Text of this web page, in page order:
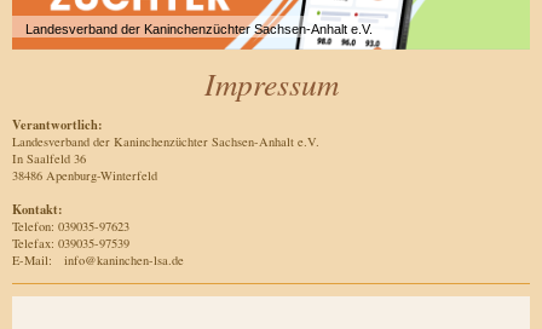
Landesverband der Kaninchenzüchter Sachsen-Anhalt e.V.
Impressum
Verantwortlich:
Landesverband der Kaninchenzüchter Sachsen-Anhalt e.V.
In Saalfeld 36
38486 Apenburg-Winterfeld
Kontakt:
Telefon: 039035-97623
Telefax: 039035-97539
E-Mail: info@kaninchen-lsa.de